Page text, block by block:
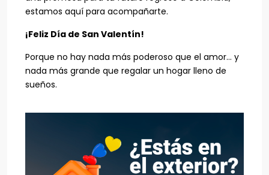
estamos aquí para acompañarte.
¡Feliz Día de San Valentín!
Porque no hay nada más poderoso que el amor… y
nada más grande que regalar un hogar lleno de
sueños.